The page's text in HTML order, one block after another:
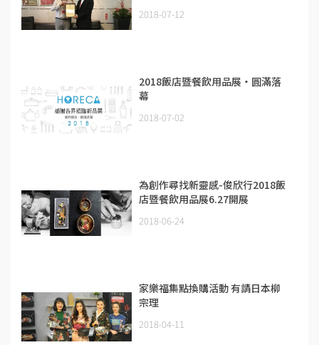
2018-07-12
2018飯店暨餐飲用品展‧圓滿落
幕
2018-07-02
為創作尋找新靈感-俊欣行2018飯
店暨餐飲用品展6.27開展
2018-06-24
家樂福集點換購活動 有請日本柳
宗理
2018-04-11